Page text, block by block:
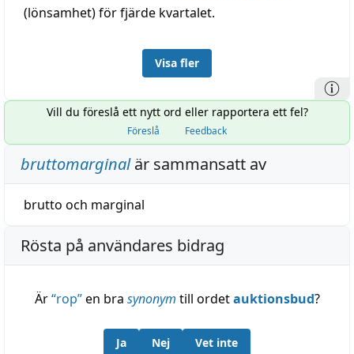
(lönsamhet) för fjärde kvartalet.
Visa fler
Vill du föreslå ett nytt ord eller rapportera ett fel?
Föreslå Feedback
bruttomarginalär sammansatt av
brutto och marginal
Rösta på användares bidrag
Är“rop”en bra synonym till ordetauktionsbud?
Ja Nej Vet inte